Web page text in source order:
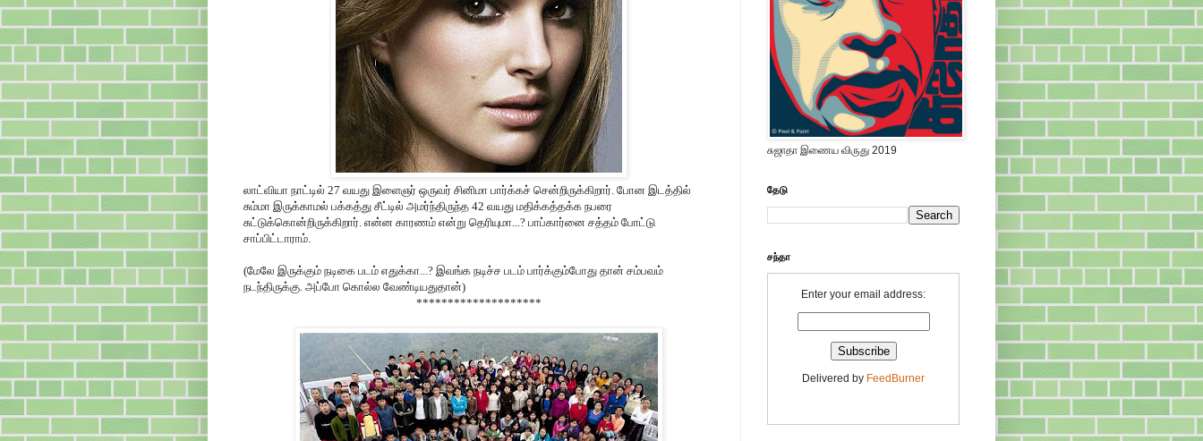
லாட்வியா நாட்டில் 27 வயது இளைஞர் ஒருவர் சினிமா பார்க்கச் சென்றிருக்கிறார். போன இடத்தில்
சும்மா இருக்காமல் பக்கத்து சீட்டில் அமர்ந்திருந்த 42 வயது மதிக்கத்தக்க நபரை
சுட்டுக்கொன்றிருக்கிறார். என்ன காரணம் என்று தெரியுமா...? பாப்கார்னை சத்தம் போட்டு
சாப்பிட்டாராம்.
(மேலே இருக்கும் நடிகை படம் எதுக்கா...? இவங்க நடிச்ச படம் பார்க்கும்போது தான் சம்பவம்
நடந்திருக்கு. அப்போ கொல்ல வேண்டியதுதான்)
********************
சுஜாதா இணைய விருது 2019
தேடு
சந்தா
Enter your email address:
Delivered by FeedBurner